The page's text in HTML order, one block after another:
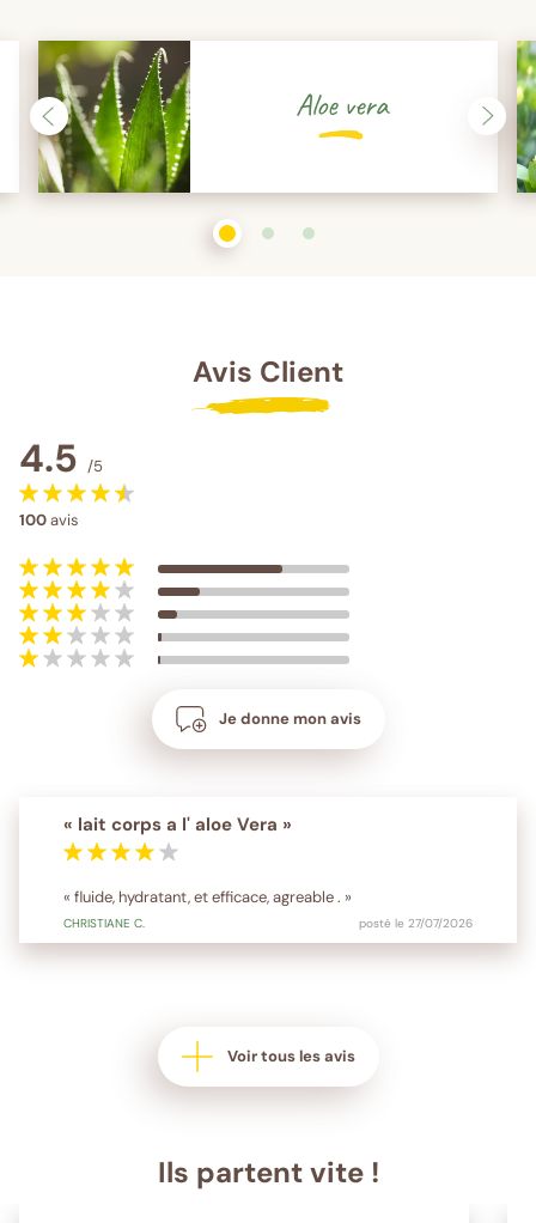
Aloe vera
1
sur 3 2sur 3 3sur 3
Avis Client
4.5 /5
100avis
Je donne mon avis
« lait corps a l' aloe Vera »
« fluide, hydratant, et efficace, agreable . »
CHRISTIANE C. posté le 27/07/2026
Voir tous les avis
Ils partent vite !